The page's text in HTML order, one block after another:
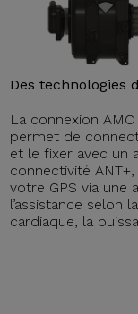
Des technologies
La connexion
permet de
et le fixer avec un
connectivité
votre GPS via une
l’assistance selon
cardiaque, la